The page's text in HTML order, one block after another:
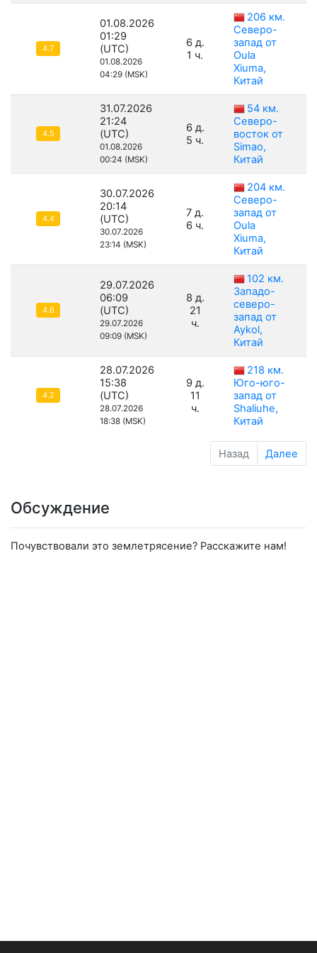
4.7
01.08.2026
01:29
(UTC)
01.08.2026
04:29 (MSK)
6 д.
1 ч.
206 км.
Северо-
запад от
Oula
Xiuma,
Китай
4.5
31.07.2026
21:24
(UTC)
01.08.2026
00:24 (MSK)
6 д.
5 ч.
54 км.
Северо-
восток от
Simao,
Китай
4.4
30.07.2026
20:14
(UTC)
30.07.2026
23:14 (MSK)
7 д.
6 ч.
204 км.
Северо-
запад от
Oula
Xiuma,
Китай
4.6
29.07.2026
06:09
(UTC)
29.07.2026
09:09 (MSK)
8 д.
21
ч.
102 км.
Западо-
северо-
запад от
Aykol,
Китай
4.2
28.07.2026
15:38
(UTC)
28.07.2026
18:38 (MSK)
9 д.
11
ч.
218 км.
Юго-юго-
запад от
Shaliuhe,
Китай
Назад Далее
Обсуждение
Почувствовали это землетрясение? Расскажите нам!